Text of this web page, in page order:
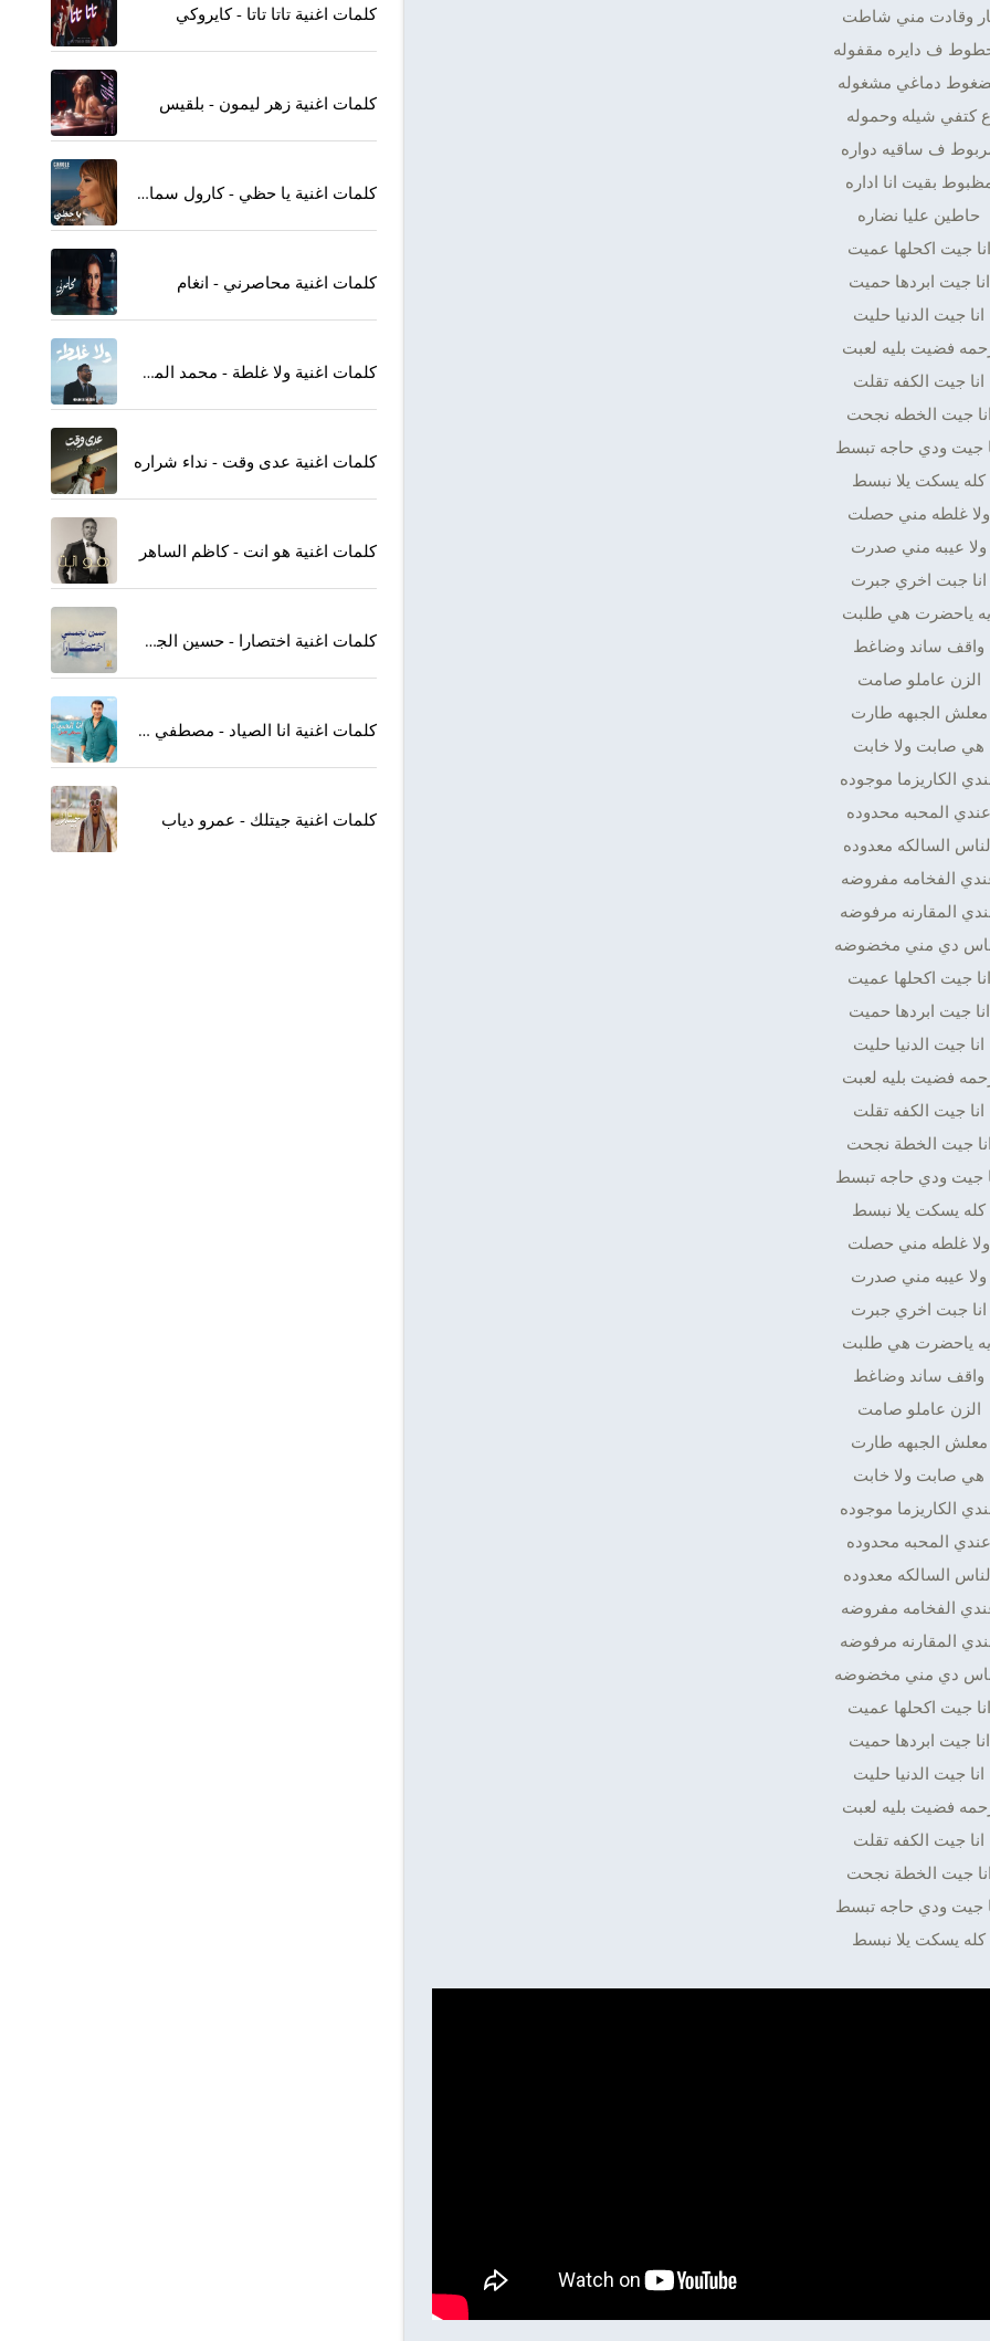
وقادت مني شاطت
ف دايره مقفوله
دماغي مشغوله
ع كتفي شيله وحموله
ف ساقيه دواره
بقيت انا اداره
حاطين عليا نضاره
انا جيت اكحلها عميت
انا جيت ابردها حميت
انا جيت الدنيا حليت
فضيت بليه لعبت
انا جيت الكفه تقلت
جيت الخطه نجحت
جيت ودي حاجه تبسط
كله يسكت يلا نبسط
ولا غلطه مني حصلت
ولا عيبه مني صدرت
انا جبت اخري جبرت
ياحضرت هي طلبت
واقف ساند وضاغط
الزن عاملو صامت
معلش الجبهه طارت
هي صابت ولا خابت
الكاريزما موجوده
عندي المحبه محدوده
السالكه معدوده
الفخامه مفروضه
المقارنه مرفوضه
دي مني مخضوضه
انا جيت اكحلها عميت
انا جيت ابردها حميت
انا جيت الدنيا حليت
فضيت بليه لعبت
انا جيت الكفه تقلت
جيت الخطة نجحت
جيت ودي حاجه تبسط
كله يسكت يلا نبسط
ولا غلطه مني حصلت
ولا عيبه مني صدرت
انا جبت اخري جبرت
ياحضرت هي طلبت
واقف ساند وضاغط
الزن عاملو صامت
معلش الجبهه طارت
هي صابت ولا خابت
الكاريزما موجوده
عندي المحبه محدوده
السالكه معدوده
الفخامه مفروضه
المقارنه مرفوضه
دي مني مخضوضه
انا جيت اكحلها عميت
انا جيت ابردها حميت
انا جيت الدنيا حليت
فضيت بليه لعبت
انا جيت الكفه تقلت
جيت الخطة نجحت
جيت ودي حاجه تبسط
كله يسكت يلا نبسط
كلمات اغنية تاتا تاتا - كايروكي
كلمات اغنية زهر ليمون - بلقيس
كلمات اغنية يا حظي - كارول سماحة
كلمات اغنية محاصرني - انغام
كلمات اغنية ولا غلطة - محمد المجذوب
كلمات اغنية عدى وقت - نداء شراره
كلمات اغنية هو انت - كاظم الساهر
كلمات اغنية اختصارا - حسين الجسمي
كلمات اغنية انا الصياد - مصطفي كامل
كلمات اغنية جيتلك - عمرو دياب